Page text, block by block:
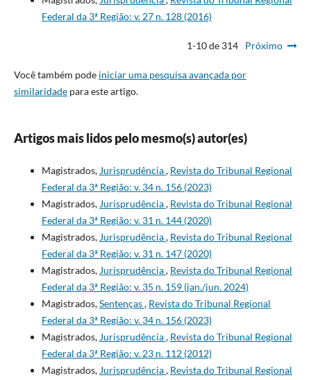
Federal da 3ª Região: v. 27 n. 128 (2016)
1-10 de 314 Próximo
Você também pode iniciar uma pesquisa avançada por
similaridadepara este artigo.
Artigos mais lidos pelo mesmo(s) autor(es)
Magistrados, Jurisprudência, Revista do Tribunal Regional
Federal da 3ª Região: v. 34 n. 156 (2023)
Magistrados, Jurisprudência, Revista do Tribunal Regional
Federal da 3ª Região: v. 31 n. 144 (2020)
Magistrados, Jurisprudência, Revista do Tribunal Regional
Federal da 3ª Região: v. 31 n. 147 (2020)
Magistrados, Jurisprudência, Revista do Tribunal Regional
Federal da 3ª Região: v. 35 n. 159 (jan./jun. 2024)
Magistrados,Sentenças, Revista do Tribunal Regional
Federal da 3ª Região: v. 34 n. 156 (2023)
Magistrados, Jurisprudência, Revista do Tribunal Regional
Federal da 3ª Região: v. 23 n. 112 (2012)
Magistrados, Jurisprudência, Revista do Tribunal Regional